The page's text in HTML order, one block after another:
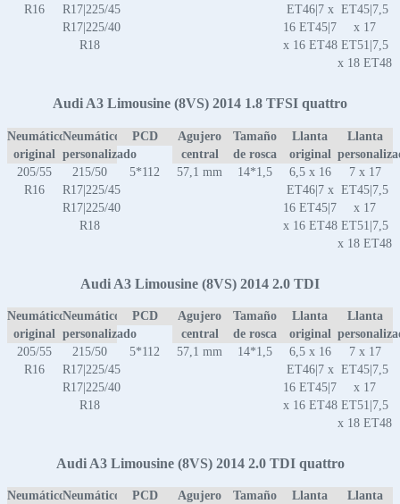
R16
R17|225/45
R17|225/40
R18
ET46|7 x
16 ET45|7
x 16 ET48
ET45|7,5
x 17
ET51|7,5
x 18 ET48
Audi A3 Limousine (8VS) 2014 1.8 TFSI quattro
Neumático
original
Neumático
personalizado
PCD
Agujero
central
Tamaño
de rosca
Llanta
original
Llanta
205/55
R16
215/50
R17|225/45
R17|225/40
R18
5*112 57,1 mm 14*1,5
6,5 x 16
ET46|7 x
16 ET45|7
x 16 ET48
7 x 17
ET45|7,5
x 17
ET51|7,5
x 18 ET48
Audi A3 Limousine (8VS) 2014 2.0 TDI
Neumático
original
Neumático
personalizado
PCD
Agujero
central
Tamaño
de rosca
Llanta
original
Llanta
205/55
R16
215/50
R17|225/45
R17|225/40
R18
5*112 57,1 mm 14*1,5
6,5 x 16
ET46|7 x
16 ET45|7
x 16 ET48
7 x 17
ET45|7,5
x 17
ET51|7,5
x 18 ET48
Audi A3 Limousine (8VS) 2014 2.0 TDI quattro
NeumáticoNeumático
PCD
Agujero
Tamaño
Llanta
Llanta